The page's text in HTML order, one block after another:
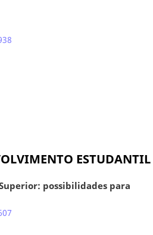
ESTUDANTIL
possibilidades para